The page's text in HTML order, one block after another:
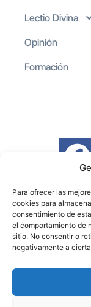
Para ofrecer las
cookies para
consentimiento de
el comportamiento de
sitio. No consentir o
negativamente a
Lectio Divina
Opinión
Formación